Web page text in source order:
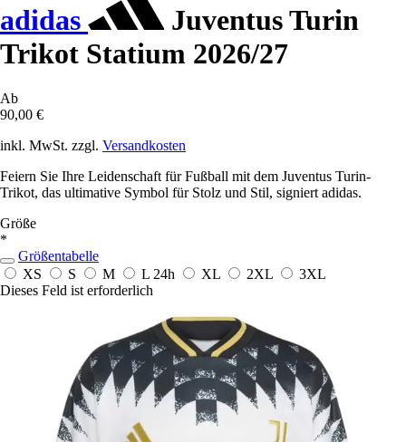
adidas
Juventus Turin
Trikot Statium 2026/27
Ab
90,00 €
inkl. MwSt. zzgl. Versandkosten
Feiern Sie Ihre Leidenschaft für Fußball mit dem Juventus Turin-
Trikot, das ultimative Symbol für Stolz und Stil, signiert adidas.
Größe
*
Größentabelle
XS
S M L 24h XL 2XL
3XL
Dieses Feld ist erforderlich